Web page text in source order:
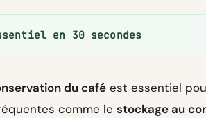
en 30 secondes
du café est essentiel
comme lestockage au